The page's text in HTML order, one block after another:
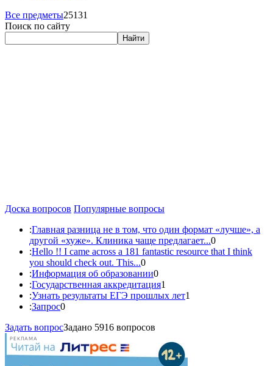
Все предметы25131
Поиск по сайту
Найти
Доска вопросов Популярные вопросы
:Главная разница не в том, что один формат «лучше», а
другой «хуже». Клиника чаще предлагает...0
:Hello !! I came across a 181 fantastic resource that I think
you should check out. This...0
:Информация об образовании0
:Государственная аккредитация1
:Узнать результаты ЕГЭ прошлых лет1
:Запрос0
Задать вопросЗадано 5916 вопросов
РЕКЛАМА